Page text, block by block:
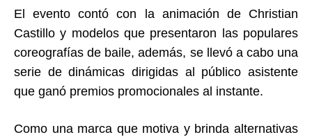
El evento contó con la animación de Christian
Castillo y modelos que presentaron las populares
coreografías de baile, además, se llevó a cabo una
serie de dinámicas dirigidas al público asistente
que ganó premios promocionales al instante.
Como una marca que motiva y brinda alternativas